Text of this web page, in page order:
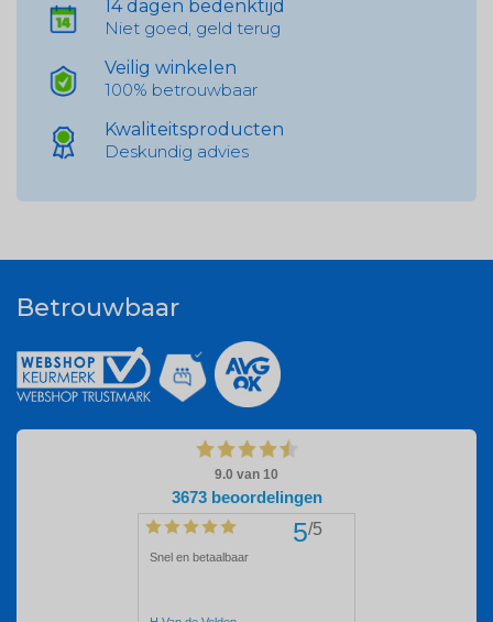
14 dagen bedenktijd
Niet goed, geld terug
Veilig winkelen
100% betrouwbaar
Kwaliteitsproducten
Deskundig advies
Betrouwbaar